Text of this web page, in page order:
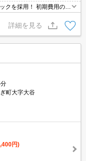
を採用！ 初期費用の交
詳細を見る
町大字大谷
円)